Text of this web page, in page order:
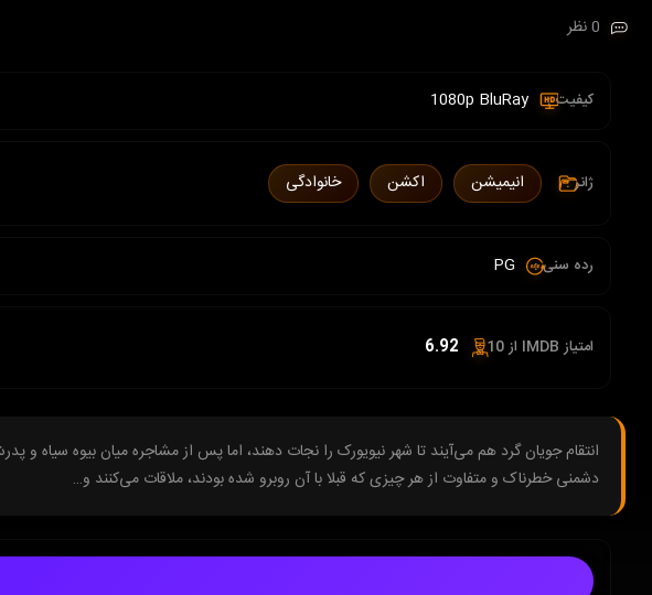
0 نظر
کیفیت : 1080p BluRay
ژانر : انیمیشن اکشن خانوادگی
رده سنی : PG
امتیاز IMDB از 10 : 6.92
انتقام جویان گرد هم می‌آیند تا شهر نیویورک را نجات دهند، اما پس از مشاجره میان بیوه سیاه و
دشمنی خطرناک و متفاوت از هر چیزی که قبلا با آن روبرو شده بودند، ملاقات می‌کنند و…